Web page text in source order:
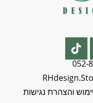
והצהרת נגישות